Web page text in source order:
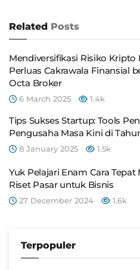
Related Posts
Mendiversifikasi Risiko Kripto
Perluas Cakrawala Finansial
Octa Broker
6 March 2025 1.4k
Tips Sukses Startup: Tools
Pengusaha Masa Kini di
8 January 2025 1.5k
Yuk Pelajari Enam Cara Tepat
Riset Pasar untuk Bisnis
27 December 2024 1.6k
Terpopuler